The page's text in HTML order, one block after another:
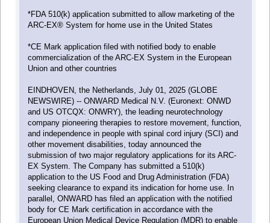
*FDA 510(k) application submitted to allow marketing of the
ARC-EX® System for home use in the United States
*CE Mark application filed with notified body to enable
commercialization of the ARC-EX System in the European
Union and other countries
EINDHOVEN, the Netherlands, July 01, 2025 (GLOBE
NEWSWIRE) -- ONWARD Medical N.V. (Euronext: ONWD
and US OTCQX: ONWRY), the leading neurotechnology
company pioneering therapies to restore movement, function,
and independence in people with spinal cord injury (SCI) and
other movement disabilities, today announced the
submission of two major regulatory applications for its ARC-
EX System. The Company has submitted a 510(k)
application to the US Food and Drug Administration (FDA)
seeking clearance to expand its indication for home use. In
parallel, ONWARD has filed an application with the notified
body for CE Mark certification in accordance with the
European Union Medical Device Regulation (MDR) to enable